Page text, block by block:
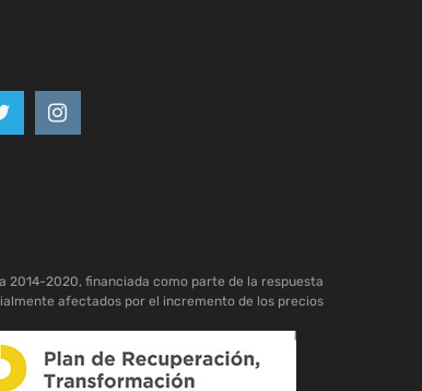
2014-2020, financiada como parte de la respuesta
afectados por el incremento de los precios